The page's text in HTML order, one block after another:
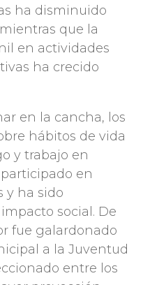
ha disminuido
que la
en actividades
ha crecido
en la cancha, los
hábitos de vida
y trabajo en
en
y ha sido
social. De
fue galardonado
a la Juventud
entre los